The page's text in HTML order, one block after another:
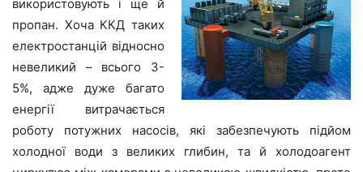
використовують і ще й
пропан. Хоча ККД таких
електростанцій відносно
невеликий – всього 3-
5%, адже дуже багато
енергії витрачається
роботу потужних насосів, які забезпечують підйом
холодної води з великих глибин, та й холодоагент